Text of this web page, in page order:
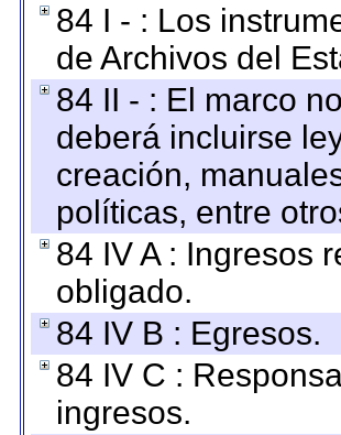
84 I - : Los
de Archivos del
84 II - : El marco
deberá incluirse
creación,
políticas, entre
84 IV A : Ingresos
obligado.
84 IV B : Egresos.
84 IV C :
ingresos.